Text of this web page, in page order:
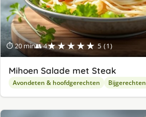
⏱ 20 min👥 4★★★★★ 5 (1)
Mihoen Salade met Steak
Avondeten & hoofdgerechten Bijgerechten